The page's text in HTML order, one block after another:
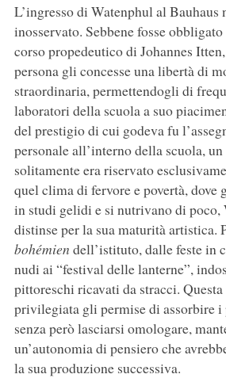
L’ingresso di Watenphul al Bauhaus
inosservato. Sebbene fosse
corso propedeutico di Johannes
persona gli concesse una libertà di
straordinaria, permettendogli di
laboratori della scuola a suo
del prestigio di cui godeva fu
personale all’interno della scuola,
solitamente era riservato
quel clima di fervore e povertà,
in studi gelidi e si nutrivano di poco,
distinse per la sua maturità artistica.
bohémien dell’istituto, dalle feste in
nudi ai “festival delle lanterne”,
pittoreschi ricavati da stracci.
privilegiata gli permise di assorbire
senza però lasciarsi omologare,
un’autonomia di pensiero che
la sua produzione successiva.